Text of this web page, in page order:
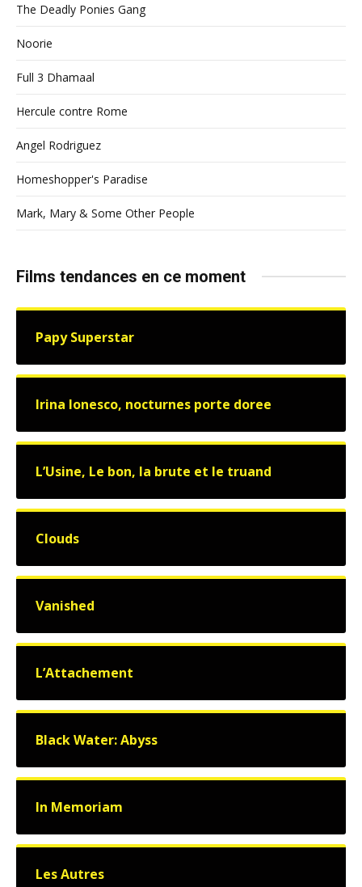
The Deadly Ponies Gang
Noorie
Full 3 Dhamaal
Hercule contre Rome
Angel Rodriguez
Homeshopper's Paradise
Mark, Mary & Some Other People
Films tendances en ce moment
Papy Superstar
Irina Ionesco, nocturnes porte doree
L’Usine, Le bon, la brute et le truand
Clouds
Vanished
L’Attachement
Black Water: Abyss
In Memoriam
Les Autres